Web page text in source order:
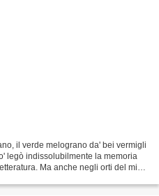
il verde melograno da' bei vermigli
legò indissolubilmente la memoria
Ma anche negli orti del mio